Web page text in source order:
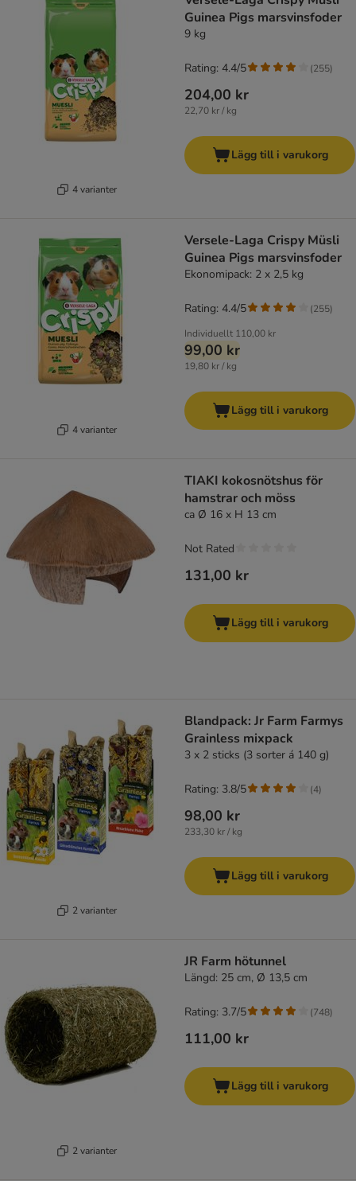
4 varianter
Guinea Pigs marsvinsfoder
9 kg
204,00 kr
22,70 kr / kg
Rating: 4.4/5 (255)
Lägg till i varukorg
4 varianter
Versele-Laga Crispy Müsli
Guinea Pigs marsvinsfoder
Ekonomipack: 2 x 2,5 kg
Individuellt 110,00 kr
99,00 kr
19,80 kr / kg
Rating: 4.4/5 (255)
Lägg till i varukorg
TIAKI kokosnötshus för
hamstrar och möss
ca Ø 16 x H 13 cm
131,00 kr
Not Rated
Lägg till i varukorg
2 varianter
Blandpack: Jr Farm Farmys
Grainless mixpack
3 x 2 sticks (3 sorter á 140 g)
98,00 kr
233,30 kr / kg
Rating: 3.8/5 (4)
Lägg till i varukorg
2 varianter
JR Farm hötunnel
Längd: 25 cm, Ø 13,5 cm
111,00 kr
Rating: 3.7/5 (748)
Lägg till i varukorg